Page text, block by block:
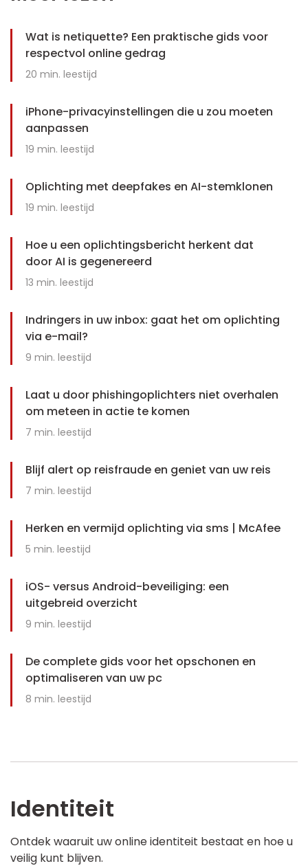
Wat is netiquette? Een praktische gids voor
respectvol online gedrag
20 min. leestijd
iPhone-privacyinstellingen die u zou moeten
aanpassen
19 min. leestijd
Oplichting met deepfakes en AI-stemklonen
19 min. leestijd
Hoe u een oplichtingsbericht herkent dat
door AI is gegenereerd
13 min. leestijd
Indringers in uw inbox: gaat het om oplichting
via e-mail?
9 min. leestijd
Laat u door phishingoplichters niet overhalen
om meteen in actie te komen
7 min. leestijd
Blijf alert op reisfraude en geniet van uw reis
7 min. leestijd
Herken en vermijd oplichting via sms | McAfee
5 min. leestijd
iOS- versus Android-beveiliging: een
uitgebreid overzicht
9 min. leestijd
De complete gids voor het opschonen en
optimaliseren van uw pc
8 min. leestijd
Identiteit
Ontdek waaruit uw online identiteit bestaat en hoe u
veilig kunt blijven.